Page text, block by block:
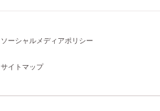
ソーシャルメディアポリシー
サイトマップ